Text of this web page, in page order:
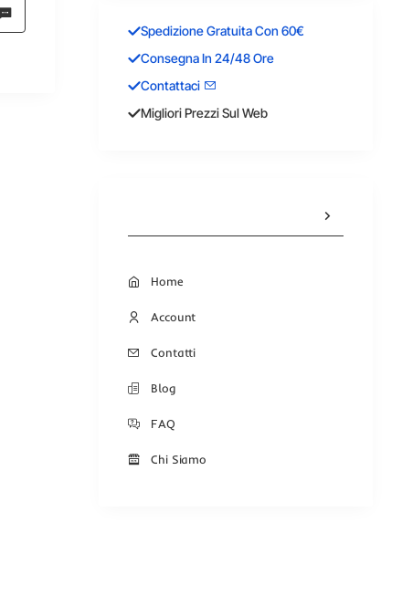
Spedizione Gratuita Con 60€
Consegna In 24/48 Ore
Contattaci
Migliori Prezzi Sul Web
Home
Account
Contatti
Blog
FAQ
Chi Siamo